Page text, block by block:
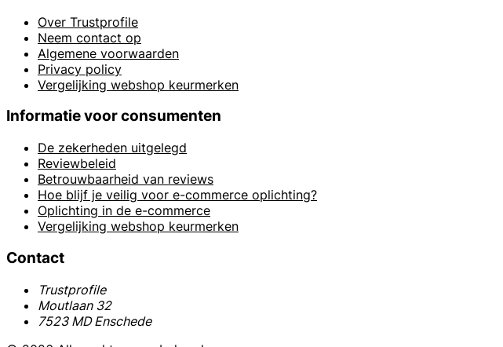
Over Trustprofile
Neem contact op
Algemene voorwaarden
Privacy policy
Vergelijking webshop keurmerken
Informatie voor consumenten
De zekerheden uitgelegd
Reviewbeleid
Betrouwbaarheid van reviews
Hoe blijf je veilig voor e-commerce oplichting?
Oplichting in de e-commerce
Vergelijking webshop keurmerken
Contact
Trustprofile
Moutlaan 32
7523 MD Enschede